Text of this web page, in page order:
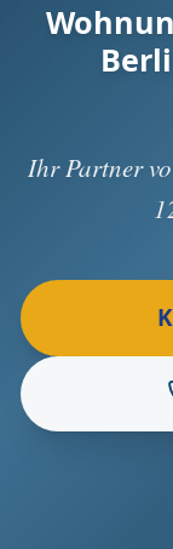
Ihr Partner